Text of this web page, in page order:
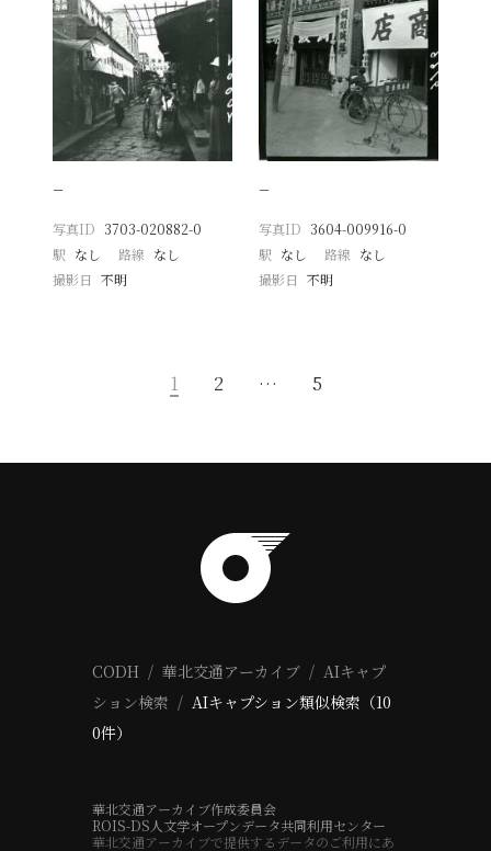
−
写真ID 3703-020882-0
駅 なし 路線 なし
撮影日
不明
−
写真ID 3604-009916-0
駅 なし 路線 なし
撮影日 不明
1 2 … 5
CODH 華北交通アーカイブ
AIキャプ
ション検索
AIキャプション類似検索（10
0件）
華北交通アーカイブ作成委員会
ROIS-DS人文学オープンデータ共同利用センター
華北交通アーカイブで提供するデータのご利用にあ